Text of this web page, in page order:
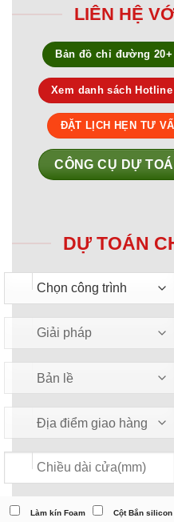
LIÊN HỆ
Bản đồ chỉ đường
Xem danh sách
ĐẶT LỊCH HẸN TƯ
CÔNG CỤ DỰ
DỰ TOÁN
Làm kín Foam Cột Bắn silicon